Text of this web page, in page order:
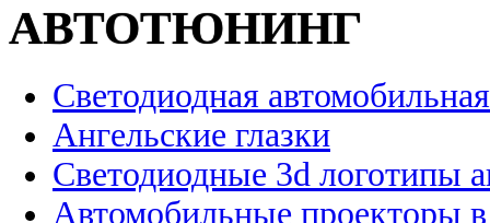
АВТОТЮНИНГ
Светодиодная
Ангельские глазки
Светодиодные 3d логотипы
Автомобильные проекторы